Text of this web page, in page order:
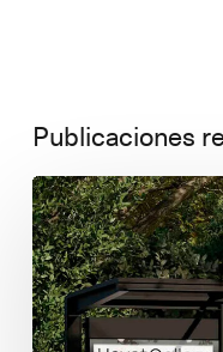
Publicaciones